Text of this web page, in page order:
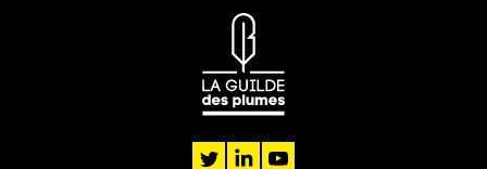
twitterlinkedin